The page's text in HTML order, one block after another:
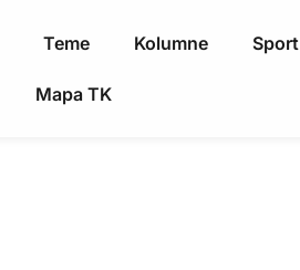
Teme Kolumne Sport
Mapa TK